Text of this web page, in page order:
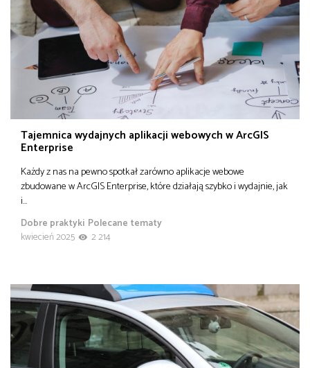
Tajemnica wydajnych aplikacji webowych w ArcGIS
Enterprise
Każdy z nas na pewno spotkał zarówno aplikacje webowe
zbudowane w ArcGIS Enterprise, które działają szybko i wydajnie, jak
i…
Dobre praktyki Polecane tematy
kwiecień 2025
2 214